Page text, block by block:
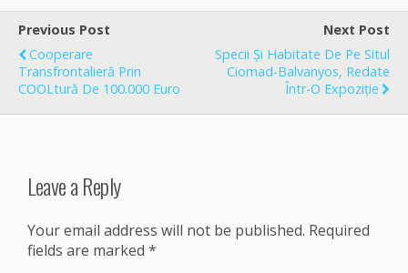
b
o
o
k
l
e
Previous Post
Cooperare
Transfrontalieră Prin
COOLtură De 100.000 Euro
Next Post
Specii Și Habitate De Pe Situl
Ciomad-Balvanyos, Redate
Într-O Expoziție
Leave a Reply
Your email address will not be published. Required
fields are marked *